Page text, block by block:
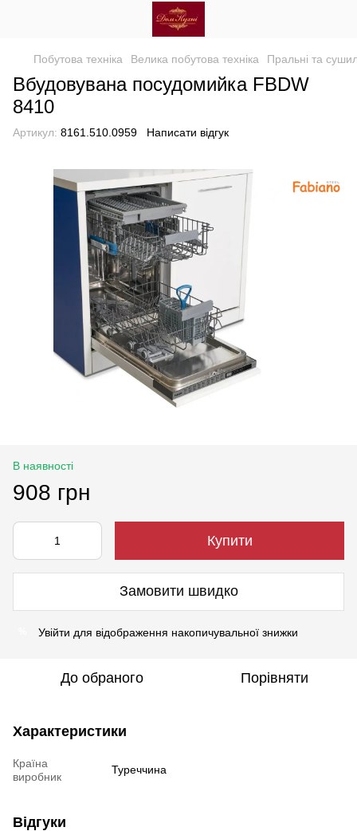
Побутова техніка Велика побутова техніка Пральні та
Вбудовувана посудомийка FBDW
8410
Артикул: 8161.510.0959 Написати відгук
В наявності
908 грн
Купити
Замовити швидко
Увійти для відображення накопичувальної знижки
До обраного Порівняти
Характеристики
Країна
виробник
Туреччина
Відгуки